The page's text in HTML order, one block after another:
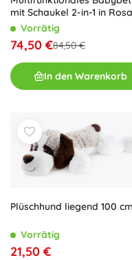
mit Schaukel 2-in-1 in Rosa
Vorrätig
74,50 €84,50 €
In den Warenkorb
Plüschhund liegend 100 cm
Vorrätig
21,50 €